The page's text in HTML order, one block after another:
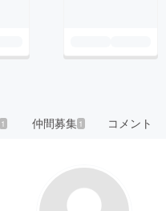
1 仲間募集 1 コメント